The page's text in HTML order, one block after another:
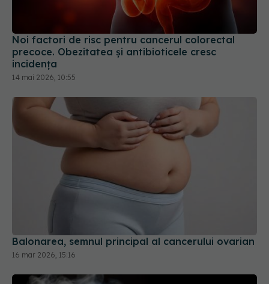
Noi factori de risc pentru cancerul colorectal
precoce. Obezitatea și antibioticele cresc
incidența
14 mai 2026, 10:55
Balonarea, semnul principal al cancerului ovarian
16 mar 2026, 15:16